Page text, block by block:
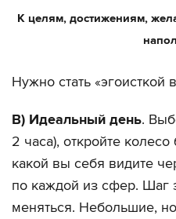
К целям, достижениям,
Нужно стать
В) Идеальный день.
2 часа), откройте
какой вы себя видите
по каждой из сфер. Шаг
меняться. Небольшие,